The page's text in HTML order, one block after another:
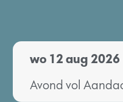
wo 12 aug 2026
Avond vol